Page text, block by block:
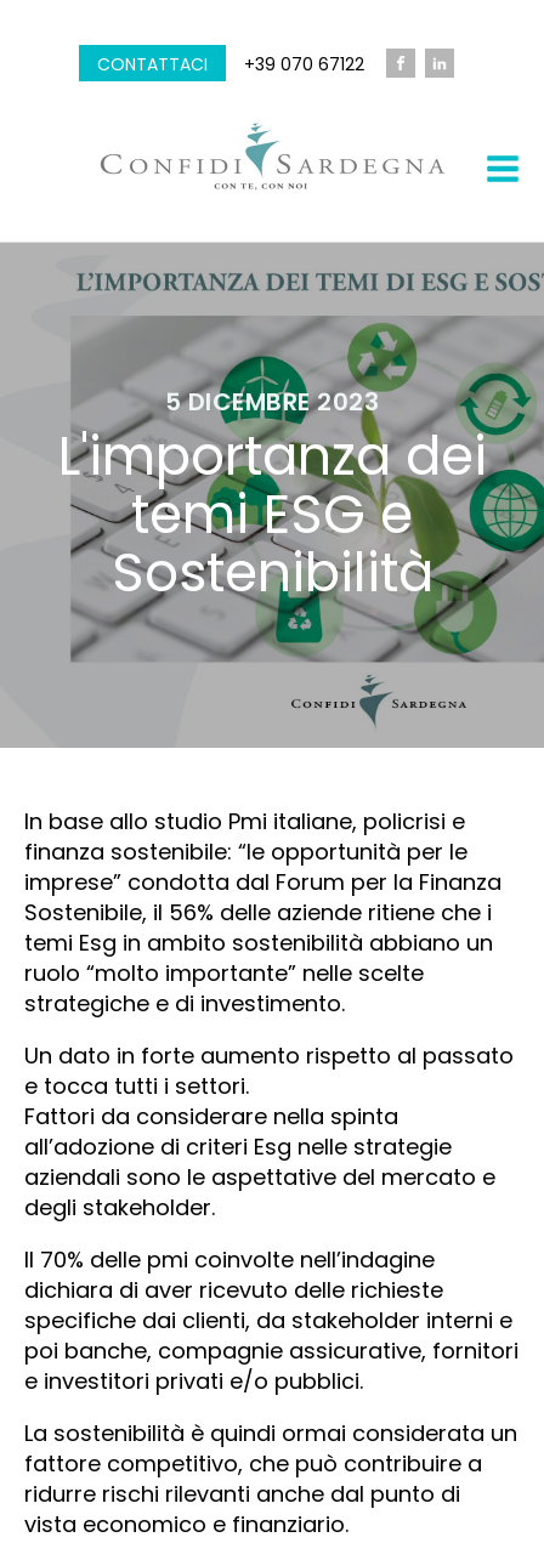
CONTATTACI +39 070 67122
5 DICEMBRE 2023
L'importanza dei
temi ESG e
Sostenibilità
In base allo studio Pmi italiane, policrisi e
finanza sostenibile: “le opportunità per le
imprese” condotta dal Forum per la Finanza
Sostenibile, il 56% delle aziende ritiene che i
temi Esg in ambito sostenibilità abbiano un
ruolo “molto importante” nelle scelte
strategiche e di investimento.
Un dato in forte aumento rispetto al passato
e tocca tutti i settori.
Fattori da considerare nella spinta
all’adozione di criteri Esg nelle strategie
aziendali sono le aspettative del mercato e
degli stakeholder.
Il 70% delle pmi coinvolte nell’indagine
dichiara di aver ricevuto delle richieste
specifiche dai clienti, da stakeholder interni e
poi banche, compagnie assicurative, fornitori
e investitori privati e/o pubblici.
La sostenibilità è quindi ormai considerata un
fattore competitivo, che può contribuire a
ridurre rischi rilevanti anche dal punto di
vista economico e finanziario.